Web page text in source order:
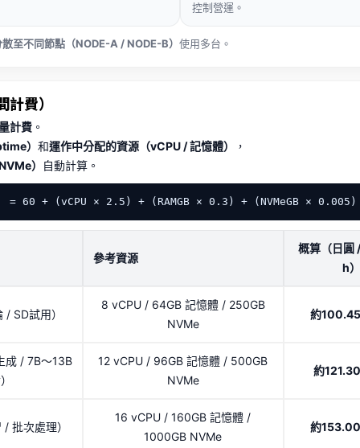
控制營運。
至不同節點（NODE-A / NODE-B） 使用多台。
費）
計費。
） 和運作中分配的資源（vCPU / 記憶體）
，
）
自動計算。
） = 60 + (vCPU × 2.5) + (RAMGB × 0.3) + (NVMeGB × 0.005)
參考資源
概算（日圓 /
h）
SD試用）
8 vCPU / 64GB 記憶體 / 250GB
NVMe
約100.45
成 / 7B〜13B
12 vCPU / 96GB 記憶體 / 500GB
NVMe
約121.30
批次處理）
16 vCPU / 160GB 記憶體 /
1000GB NVMe
約153.00